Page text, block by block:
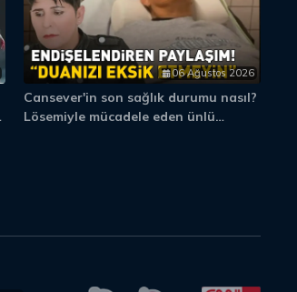
06 Ağustos 2026
Cansever'in son sağlık durumu nasıl?
Lösemiyle mücadele eden ünlü